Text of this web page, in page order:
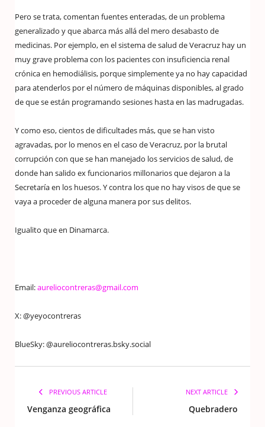
Pero se trata, comentan fuentes enteradas, de un problema
generalizado y que abarca más allá del mero desabasto de
medicinas. Por ejemplo, en el sistema de salud de Veracruz hay un
muy grave problema con los pacientes con insuficiencia renal
crónica en hemodiálisis, porque simplemente ya no hay capacidad
para atenderlos por el número de máquinas disponibles, al grado
de que se están programando sesiones hasta en las madrugadas.
Y como eso, cientos de dificultades más, que se han visto
agravadas, por lo menos en el caso de Veracruz, por la brutal
corrupción con que se han manejado los servicios de salud, de
donde han salido ex funcionarios millonarios que dejaron a la
Secretaría en los huesos. Y contra los que no hay visos de que se
vaya a proceder de alguna manera por sus delitos.
Igualito que en Dinamarca.
Email:aureliocontreras@gmail.com
X: @yeyocontreras
BlueSky: @aureliocontreras.bsky.social
PREVIOUS ARTICLE
Venganza geográfica
NEXT ARTICLE
Quebradero